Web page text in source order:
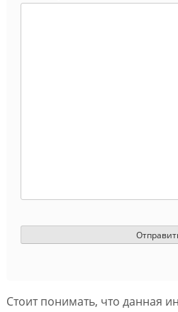
Стоит понимать, что данная